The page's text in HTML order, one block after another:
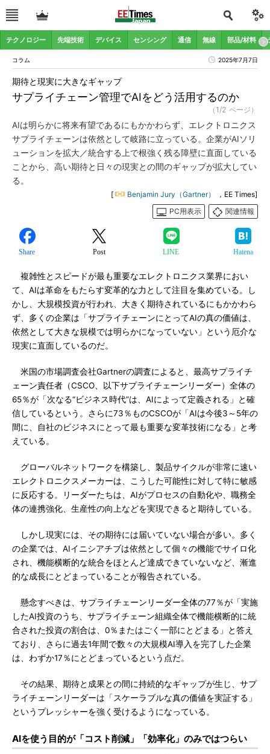
テクノロジー 先端技術 デバイス センシング 通信 無線 部品/材料
コラム 2025年7月7日
サプライチェーン管理でAIをどう活用するのか
期待と現実に大きなギャップ
（1/2 ページ）
AIは明らかに将来有望であるにもかかわらず、エレクトロニクス
サプライチェーンは依然として岐路に立っている。企業がAIソリ
ューションを拡大／統合する上で根強く残る障壁に直面している
ことから、高い期待と日々の現実との間のギャップが拡大してい
る。
[ Benjamin Jury（Gartner）
，EE Times]
PC用表示
関連情報
Share Post LINE Hatena
複雑性とスピードが最も重要なエレクトロニクス業界におい
て、AIは革命をもたらす変革的な力として注目を集めている。し
かし、大規模投資が行われ、大きく期待されているにもかかわら
ず、多くの企業は「サプライチェーンにとってAIの真の価値は、
依然として大きな規模では明らかになっていない」という厄介な
現実に直面しているのだ。
米国の市場調査会社Gartnerの調査によると、最高サプライチ
ェーン責任者（CSCO、以下サプライチェーンリーダー）全体の
65％が「次なる“ビジネス時代”は、AIによって定義される」と確
信しているという。さらに73％ものCSCOが「AIは今後3～5年の
間に、自社のビジネスにとって最も重要な変革技術になる」と考
えている。
グローバルネットワークを構築し、製品サイクルが非常に速い
エレクトロニクスメーカーは、こうした可能性に対して特に敏感
に反応する。リーダーたちは、AIがプロセスの自動化や、職務全
体の連携強化、生産性の向上などを実現できると期待している。
しかし現実には、その期待には届いていない場合が多い。多く
の企業では、AIイニシアチブは依然として個々の機能でサイロ化
され、機能横断的な統合をほとんど達成できていないなど、漸進
的な成長にとどまっていることが報告されている。
懸念すべきは、サプライチェーンリーダー全体の77％が「実施
したAI投資のうち、サプライチェーン組織全体で機能横断的に統
合された投資の割合は、0％またはごく一部にとどまる」と答え
ており、さらに過去1年間で数々の大規模AI導入を完了した企業
は、わずか17％にとどまっているという点だ。
その結果、期待と成果との間に持続的なギャップが生じ、サプ
ライチェーンリーダーは「スケーラブルな真の価値を実証する」
というプレッシャーを強く受けるようになっている。
AIを使う目的が「コスト削減」「効率化」のみではつらい